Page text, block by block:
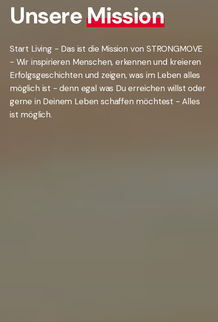
UnsereMission
Start Living - Das ist die Mission von STRONGMOVE
- Wir inspirieren Menschen, erkennen und kreieren
Erfolgsgeschichten und zeigen, was im Leben alles
möglich ist - denn egal was Du erreichen willst oder
gerne in Deinem Leben schaffen möchtest - Alles
ist möglich.